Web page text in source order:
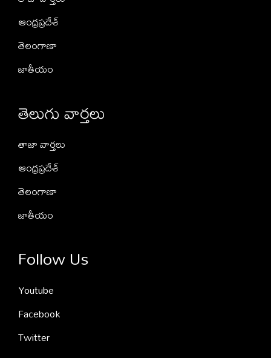
ఆంధ్రప్రదేశ్
తెలంగాణా
జాతీయం
తెలుగు వార్తలు
తాజా వార్తలు
ఆంధ్రప్రదేశ్
తెలంగాణా
జాతీయం
Follow Us
Youtube
Facebook
Twitter